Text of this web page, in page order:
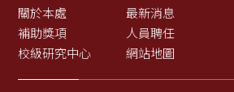
關於本處 最新消息
補助獎項
人員聘任
校級研究中心
網站地圖